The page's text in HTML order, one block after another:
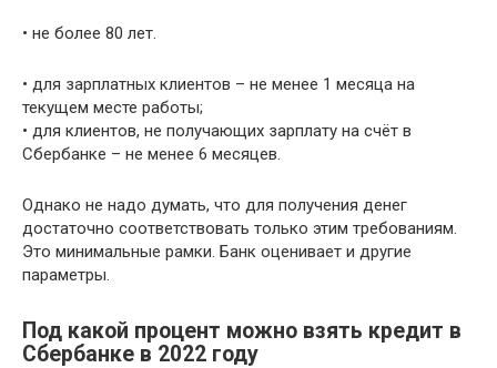
• не более 80 лет.
• для зарплатных клиентов – не менее 1 месяца на
текущем месте работы;
• для клиентов, не получающих зарплату на счёт в
Сбербанке – не менее 6 месяцев.
Однако не надо думать, что для получения денег
достаточно соответствовать только этим требованиям.
Это минимальные рамки. Банк оценивает и другие
параметры.
Под какой процент можно взять кредит в
Сбербанке в 2022 году